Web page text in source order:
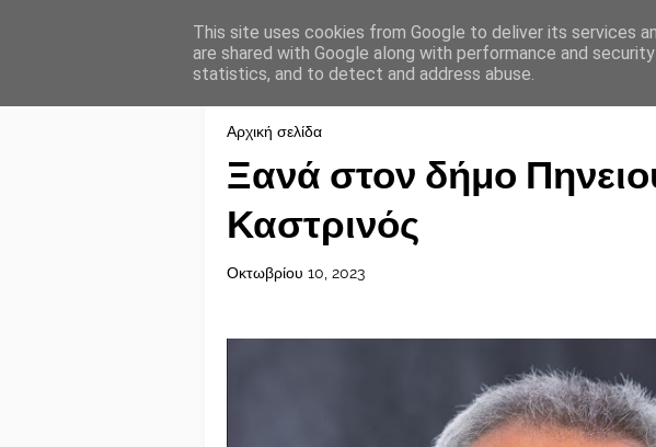
Αρχική σελίδα
Ξανά στον δήμο
Καστρινός
Οκτωβρίου 10, 2023
This site uses cookies from Google to deliver its services
are shared with Google along with performance and
statistics, and to detect and address abuse.